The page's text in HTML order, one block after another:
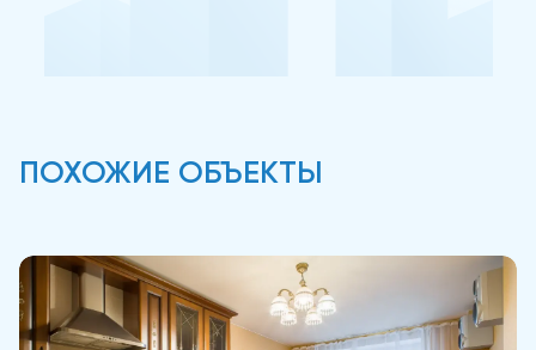
ПОХОЖИЕ ОБЪЕКТЫ